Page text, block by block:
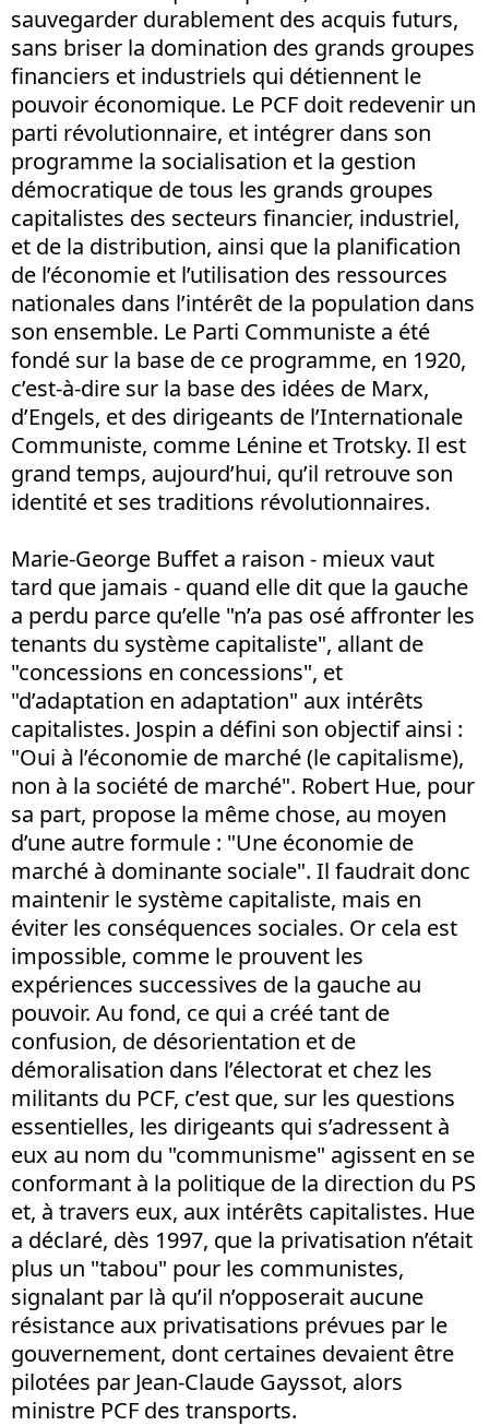
sauvegarder durablement des acquis futurs,
sans briser la domination des grands groupes
financiers et industriels qui détiennent le
pouvoir économique. Le PCF doit redevenir un
parti révolutionnaire, et intégrer dans son
programme la socialisation et la gestion
démocratique de tous les grands groupes
capitalistes des secteurs financier, industriel,
et de la distribution, ainsi que la planification
de l’économie et l’utilisation des ressources
nationales dans l’intérêt de la population dans
son ensemble. Le Parti Communiste a été
fondé sur la base de ce programme, en 1920,
c’est-à-dire sur la base des idées de Marx,
d’Engels, et des dirigeants de l’Internationale
Communiste, comme Lénine et Trotsky. Il est
grand temps, aujourd’hui, qu’il retrouve son
identité et ses traditions révolutionnaires.
Marie-George Buffet a raison - mieux vaut
tard que jamais - quand elle dit que la gauche
a perdu parce qu’elle "n’a pas osé affronter les
tenants du système capitaliste", allant de
"concessions en concessions", et
"d’adaptation en adaptation" aux intérêts
capitalistes. Jospin a défini son objectif ainsi :
"Oui à l’économie de marché (le capitalisme),
non à la société de marché". Robert Hue, pour
sa part, propose la même chose, au moyen
d’une autre formule : "Une économie de
marché à dominante sociale". Il faudrait donc
maintenir le système capitaliste, mais en
éviter les conséquences sociales. Or cela est
impossible, comme le prouvent les
expériences successives de la gauche au
pouvoir. Au fond, ce qui a créé tant de
confusion, de désorientation et de
démoralisation dans l’électorat et chez les
militants du PCF, c’est que, sur les questions
essentielles, les dirigeants qui s’adressent à
eux au nom du "communisme" agissent en se
conformant à la politique de la direction du PS
et, à travers eux, aux intérêts capitalistes. Hue
a déclaré, dès 1997, que la privatisation n’était
plus un "tabou" pour les communistes,
signalant par là qu’il n’opposerait aucune
résistance aux privatisations prévues par le
gouvernement, dont certaines devaient être
pilotées par Jean-Claude Gayssot, alors
ministre PCF des transports.